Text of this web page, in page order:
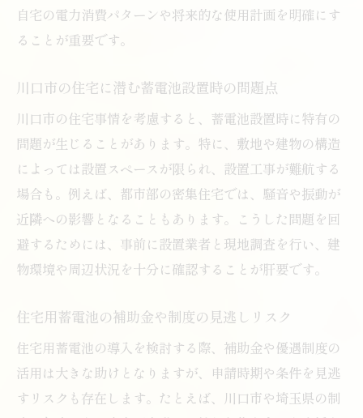
最新動向から見る住宅用蓄電池の選び方
失敗しないための住宅用蓄電池チェックリ
住宅用蓄電池の契約や保証で注意すべき点
導入後のメンテナンス体制とサポート事情
これからの住宅用蓄電池選びで重視すべき
視点
住宅用蓄電池導入で後悔しない決断の秘訣
自宅の電力消費パターンや将来的な使用計画を明確にす
ることが重要です。
川口市の住宅に潜む蓄電池設置時の問題点
川口市の住宅事情を考慮すると、蓄電池設置時に特有の
問題が生じることがあります。特に、敷地や建物の構造
によっては設置スペースが限られ、設置工事が難航する
場合も。例えば、都市部の密集住宅では、騒音や振動が
近隣への影響となることもあります。こうした問題を回
避するためには、事前に設置業者と現地調査を行い、建
物環境や周辺状況を十分に確認することが肝要です。
住宅用蓄電池の補助金や制度の見逃しリスク
住宅用蓄電池の導入を検討する際、補助金や優遇制度の
活用は大きな助けとなりますが、申請時期や条件を見逃
すリスクも存在します。たとえば、川口市や埼玉県の制